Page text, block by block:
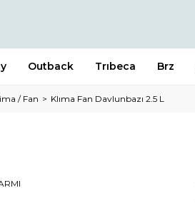
Outback Trıbeca Brz
/ Fan Klıma Fan Davlunbazı 2.5 L